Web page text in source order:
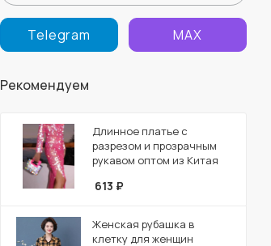
Telegram MAX
Рекомендуем
Длинное платье с
разрезом и прозрачным
рукавом оптом из Китая
613 ₽
Женская рубашка в
клетку для женщин